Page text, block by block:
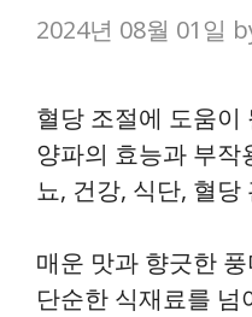
2024년 08월 01일
혈당 조절에 도움이
양파의 효능과 부
뇨, 건강, 식단, 혈당
매운 맛과 향긋한
단순한 식재료를